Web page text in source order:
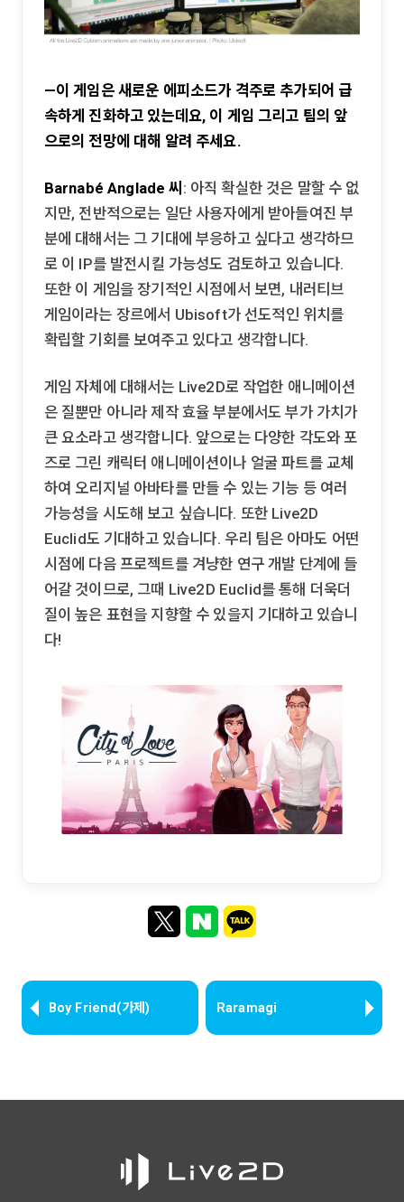
—이 게임은 새로운 에피소드가 격주로 추가되어 급
속하게 진화하고 있는데요, 이 게임 그리고 팀의 앞
으로의 전망에 대해 알려 주세요.
Barnabé Anglade 씨 : 아직 확실한 것은 말할 수 없
지만, 전반적으로는 일단 사용자에게 받아들여진 부
분에 대해서는 그 기대에 부응하고 싶다고 생각하므
로 이 IP를 발전시킬 가능성도 검토하고 있습니다.
또한 이 게임을 장기적인 시점에서 보면, 내러티브
게임이라는 장르에서 Ubisoft가 선도적인 위치를
확립할 기회를 보여주고 있다고 생각합니다.
게임 자체에 대해서는 Live2D로 작업한 애니메이션
은 질뿐만 아니라 제작 효율 부분에서도 부가 가치가
큰 요소라고 생각합니다. 앞으로는 다양한 각도와 포
즈로 그린 캐릭터 애니메이션이나 얼굴 파트를 교체
하여 오리지널 아바타를 만들 수 있는 기능 등 여러
가능성을 시도해 보고 싶습니다. 또한 Live2D
Euclid도 기대하고 있습니다. 우리 팀은 아마도 어떤
시점에 다음 프로젝트를 겨냥한 연구 개발 단계에 들
어갈 것이므로, 그때 Live2D Euclid를 통해 더욱더
질이 높은 표현을 지향할 수 있을지 기대하고 있습니
다!
Boy Friend(가제) Raramagi